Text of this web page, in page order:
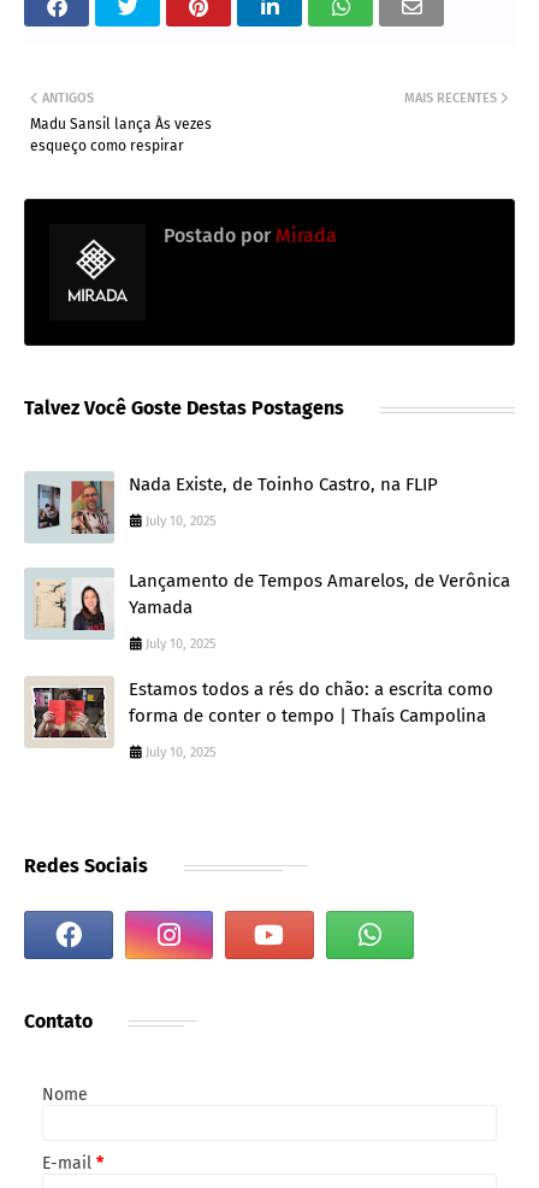
MAIS RECENTES
ANTIGOS
Madu Sansil lança Às vezes
esqueço como respirar
Postado por Mirada
Talvez Você Goste Destas Postagens
Nada Existe, de Toinho Castro, na FLIP
July 10, 2025
Lançamento de Tempos Amarelos, de Verônica
Yamada
July 10, 2025
Estamos todos a rés do chão: a escrita como
forma de conter o tempo | Thaís Campolina
July 10, 2025
Redes Sociais
Contato
Nome
E-mail *